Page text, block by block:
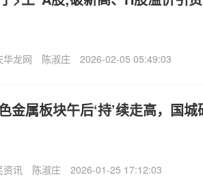
华龙网 陈淑庄 2026-02-05 05:49:03
金属板块午后‘持’续走高，国
资讯 陈淑庄 2026-01-25 17:12:03